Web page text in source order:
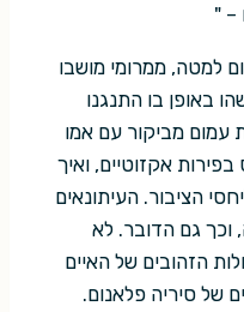
– "
למטה, ממרומי מושבו
באופן בו התנגנו
עמום מביקור עם אמו
אקזוטיים, ואיך
הציבור. העיתונאים
וכך גם הדובר. לא
הזהובים של האיים
של סיריה פלאנום.